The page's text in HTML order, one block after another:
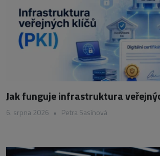
Jak funguje infrastruktura
6. srpna 2026 • Petra Sasínová